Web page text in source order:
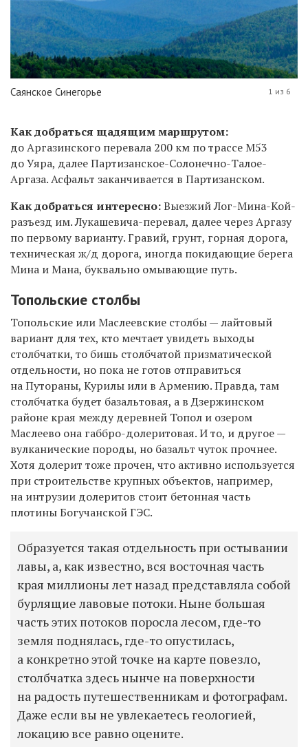
Саянское Синегорье 1 из 6
Как добраться щадящим маршрутом:
до Аргазинского перевала 200 км по трассе М53
до Уяра, далее Партизанское-Солонечно-Талое-
Аргаза. Асфальт заканчивается в Партизанском.
Как добраться интересно:Выезжий Лог-Мина-Кой-
разъезд им. Лукашевича-перевал, далее через Аргазу
по первому варианту. Гравий, грунт, горная дорога,
техническая ж/д дорога, иногда покидающие берега
Мина и Мана, буквально омывающие путь.
Топольские столбы
Топольские или Маслеевские столбы — лайтовый
вариант для тех, кто мечтает увидеть выходы
столбчатки, то бишь столбчатой призматической
отдельности, но пока не готов отправиться
на Путораны, Курилы или в Армению. Правда, там
столбчатка будет базальтовая, а в Дзержинском
районе края между деревней Топол и озером
Маслеево она габбро-долеритовая. И то, и другое —
вулканические породы, но базальт чуток прочнее.
Хотя долерит тоже прочен, что активно используется
при строительстве крупных объектов, например,
на интрузии долеритов стоит бетонная часть
плотины Богучанской ГЭС.
Образуется такая отдельность при остывании
лавы, а, как известно, вся восточная часть
края миллионы лет назад представляла собой
бурлящие лавовые потоки. Ныне большая
часть этих потоков поросла лесом, где-то
земля поднялась, где-то опустилась,
а конкретно этой точке на карте повезло,
столбчатка здесь нынче на поверхности
на радость путешественникам и фотографам.
Даже если вы не увлекаетесь геологией,
локацию все равно оцените.